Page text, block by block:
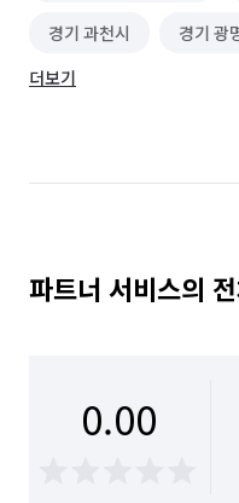
경기 과천시 경기 광
경기 구리시
경기 성남시 수정구
경기 수원시 장안구
경기 안양시 동안구
더보기
파트너 서비스의
0.00